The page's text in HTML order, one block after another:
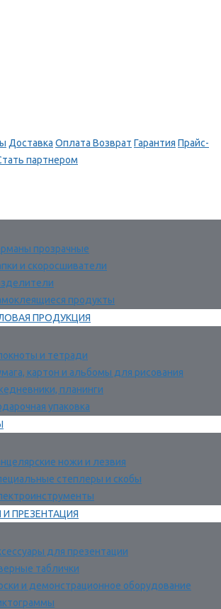
Доставка Оплата Возврат Гарантия Прайс-
партнером
прозрачные
и скоросшиватели
продукты
ПРОДУКЦИЯ
и тетради
картон и альбомы для рисования
планинги
упаковка
ножи и лезвия
степлеры и скобы
ПРЕЗЕНТАЦИЯ
для презентации
таблички
и демонстрационное оборудование